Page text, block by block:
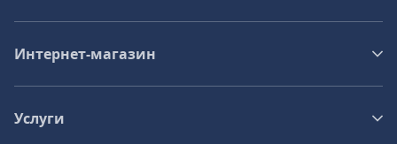
Интернет-магазин
Услуги